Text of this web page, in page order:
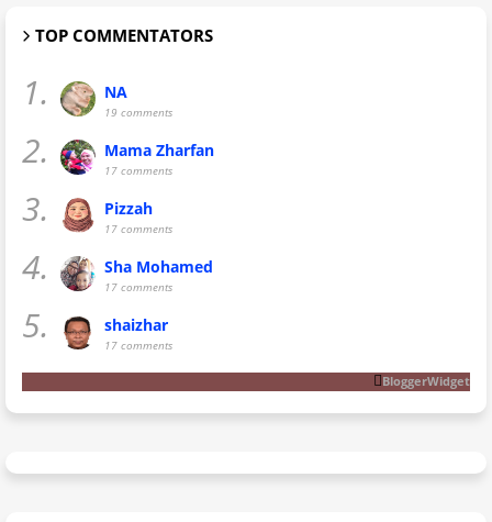
TOP COMMENTATORS
1. NA
19 comments
2. Mama Zharfan
17 comments
3. Pizzah
17 comments
4. Sha Mohamed
17 comments
5. shaizhar
17 comments
BloggerWidget